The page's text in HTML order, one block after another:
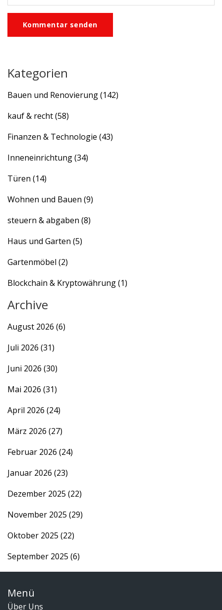
Kommentar senden
Kategorien
Bauen und Renovierung(142)
kauf & recht(58)
Finanzen & Technologie (43)
Inneneinrichtung(34)
Türen (14)
Wohnen und Bauen (9)
steuern & abgaben (8)
Haus und Garten (5)
Gartenmöbel (2)
Blockchain & Kryptowährung(1)
Archive
August 2026 (6)
Juli 2026 (31)
Juni 2026 (30)
Mai 2026 (31)
April 2026 (24)
März 2026 (27)
Februar 2026 (24)
Januar 2026 (23)
Dezember 2025 (22)
November 2025 (29)
Oktober 2025 (22)
September 2025 (6)
Menü
Über Uns